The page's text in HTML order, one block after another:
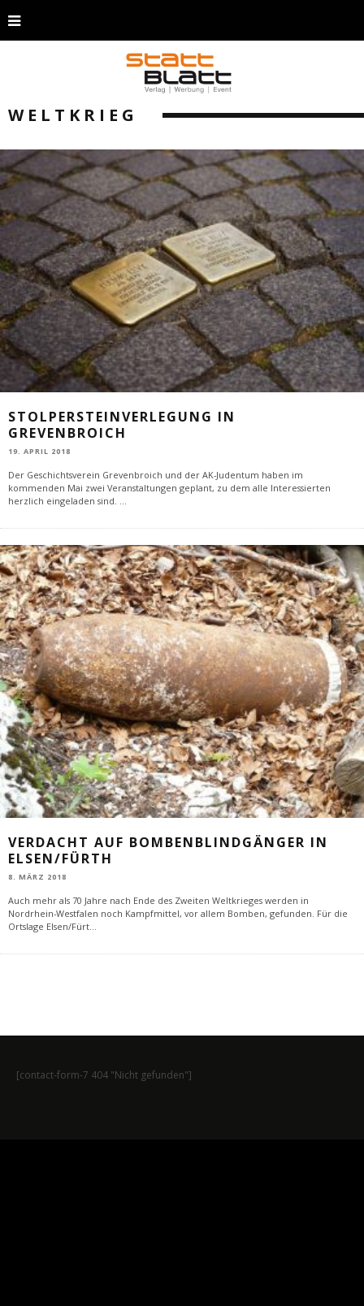
WELTKRIEG
STOLPERSTEINVERLEGUNG IN
GREVENBROICH
19. APRIL 2018
Der Geschichtsverein Grevenbroich und der AK-Judentum haben im
kommenden Mai zwei Veranstaltungen geplant, zu dem alle Interessierten
herzlich eingeladen sind.
VERDACHT AUF BOMBENBLINDGÄNGER IN
ELSEN/FÜRTH
8. MÄRZ 2018
Auch mehr als 70 Jahre nach Ende des Zweiten Weltkrieges werden in
Nordrhein-Westfalen noch Kampfmittel, vor allem Bomben, gefunden. Für die
Ortslage Elsen/Fürt
[contact-form-7 404 "Nicht gefunden"]